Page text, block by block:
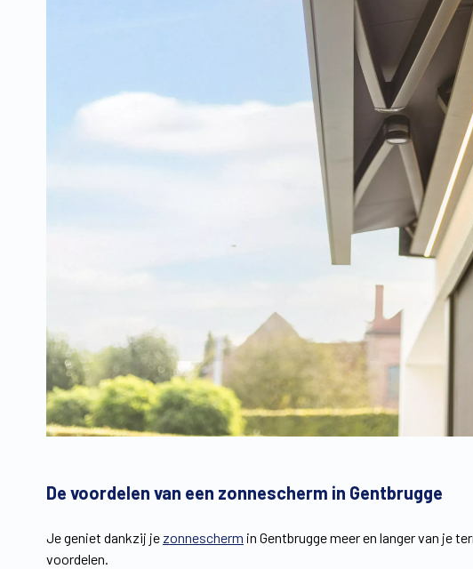
De voordelen van een zonnescherm in Gentbrugge
Je geniet dankzij je zonnescherm in Gentbrugge meer en langer van je
voordelen.